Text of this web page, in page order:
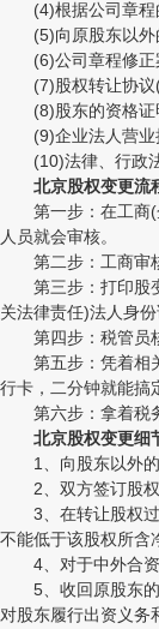
(4)根据公司章程
(5)向原股东以外
(6)公司章程修正
(7)股权转让协议(
(8)股东的资格证
(9)企业法人营业
(10)法律、行政法
北京股权变更流
第一步：在工商(企
人员就会审核。
第二步：工商审核
第三步：打印股变
关法律责任)法人身
第四步：税管员核
第五步：凭着相关
行卡，二分钟就能搞
第六步：拿着税务
北京股权变更细
1、向股东以外的
2、双方签订股权
3、在转让股权过
不能低于该股权所含
4、对于中外合资
5、收回原股东的
对股东履行出资义务